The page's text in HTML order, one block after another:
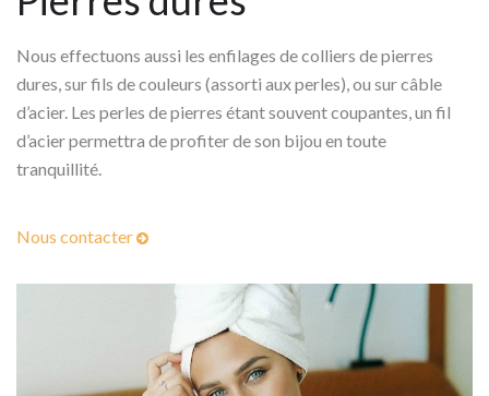
Nous effectuons aussi les enfilages de colliers de pierres
dures, sur fils de couleurs (assorti aux perles), ou sur câble
d’acier. Les perles de pierres étant souvent coupantes, un fil
d’acier permettra de profiter de son bijou en toute
tranquillité.
Nous contacter